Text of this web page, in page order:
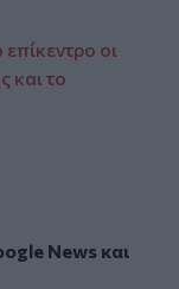
οι
και το
Newsκαι